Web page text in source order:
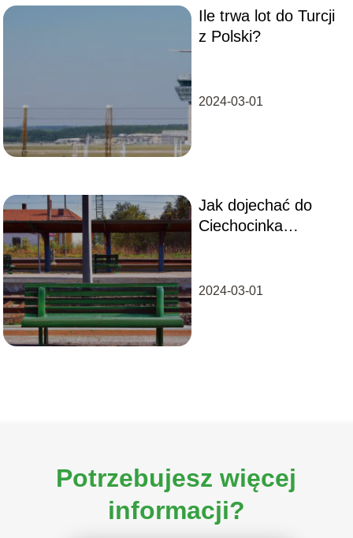
Ile trwa lot do Turcji
z Polski?
2024-03-01
Jak dojechać do
Ciechocinka
2024-03-01
Potrzebujesz więcej
informacji?